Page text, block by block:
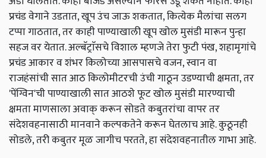
प्रचंड वेगाने उडतात, खूप उंच जाऊ शकतात, कित्येक मैलांचा सलग
टप्पा गाठतात, तर काही पाण्याखाली खूप खोल मुसंडी मारून पुन्हा
सहज वर येतात. अल्बॅट्राॅसचे विशाल म्हणजे तेरा फुटी पंख, शहामृगांचे
प्रचंड आकार व शंभर किलोच्या आसपासचे वजन, स्वान वा
राजहंसांची सात आठ किलोमीटरची उंची गाठून उडण्याची क्षमता, तर
'पेंग्विन'ची पाण्याखाली सात आठशे फूट खोल मुसंडी मारण्याची
क्षमता माणसाला अवाक् करून सोडते कबुतरांचा वापर तर
संदेशवहनासाठी मानवाने कल्पकतेने करून घेतलाच आहे. कुठूनही
सोडले, तरी कबुतर मूळ जागीच परतते, हा संदेशवहनातील गाभा आहे.